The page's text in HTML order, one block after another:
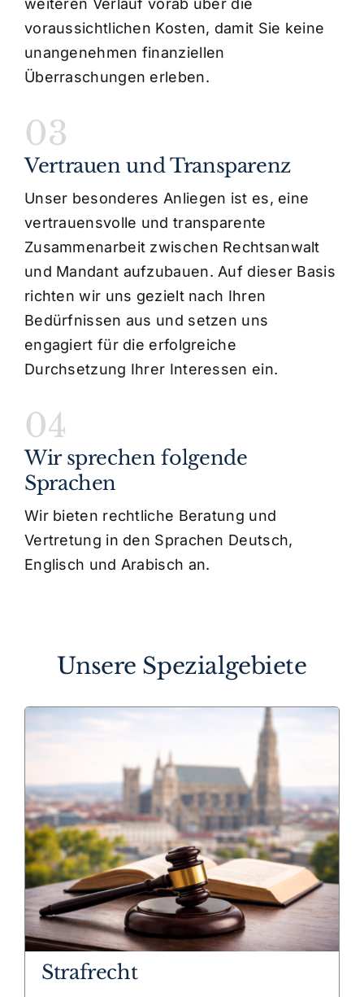
weiteren Verlauf vorab über die
voraussichtlichen Kosten, damit Sie keine
unangenehmen finanziellen
Überraschungen erleben.
03
Vertrauen und Transparenz
Unser besonderes Anliegen ist es, eine
vertrauensvolle und transparente
Zusammenarbeit zwischen Rechtsanwalt
und Mandant aufzubauen. Auf dieser Basis
richten wir uns gezielt nach Ihren
Bedürfnissen aus und setzen uns
engagiert für die erfolgreiche
Durchsetzung Ihrer Interessen ein.
04
Wir sprechen folgende
Sprachen
Wir bieten rechtliche Beratung und
Vertretung in den Sprachen Deutsch,
Englisch und Arabisch an.
Unsere Spezialgebiete
Strafrecht